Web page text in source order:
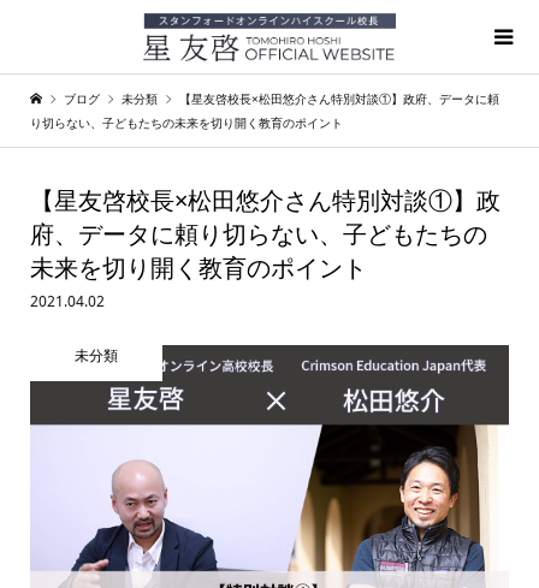
ブログ 未分類
【星友啓校長×松田悠介さん特別対談①】政府、データに頼
り切らない、子どもたちの未来を切り開く教育のポイント
【星友啓校長×松田悠介さん特別対談①】政
府、データに頼り切らない、子どもたちの
未来を切り開く教育のポイント
2021.04.02
未分類